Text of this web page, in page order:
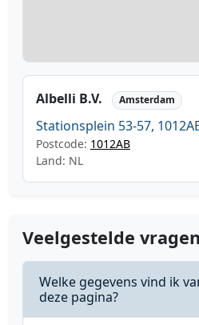
Albelli B.V. Amsterdam
Stationsplein 53-57,
Postcode: 1012AB
Land: NL
Veelgestelde vragen
Welke gegevens vind ik
deze pagina?